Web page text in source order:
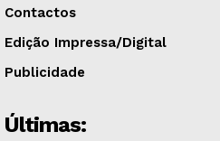
Contactos
Edição Impressa/Digital
Publicidade
Últimas: